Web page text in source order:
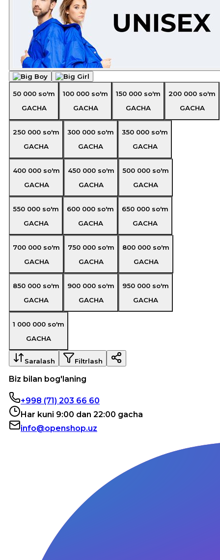
50 000 so'm
GACHA
100 000 so'm
GACHA
150 000 so'm
GACHA
200 000 so'm
GACHA
250 000 so'm
GACHA
300 000 so'm
GACHA
350 000 so'm
GACHA
400 000 so'm
GACHA
450 000 so'm
GACHA
500 000 so'm
GACHA
550 000 so'm
GACHA
600 000 so'm
GACHA
650 000 so'm
GACHA
700 000 so'm
GACHA
750 000 so'm
GACHA
800 000 so'm
GACHA
850 000 so'm
GACHA
900 000 so'm
GACHA
950 000 so'm
GACHA
1 000 000 so'm
GACHA
Saralash Filtrlash
Biz bilan bog'laning
+998 (71) 203 66 60
Har kuni 9:00 dan 22:00 gacha
info@openshop.uz